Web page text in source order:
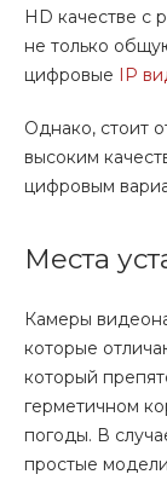
HD качестве с
не только
цифровые IP
Однако, стоит
высоким
цифровым
Места
Камеры
которые
который
герметичном
погоды. В
простые